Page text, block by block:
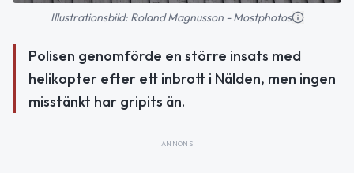
Illustrationsbild: Roland Magnusson - Mostphotos
Polisen genomförde en större insats med
helikopter efter ett inbrott i Nälden, men ingen
misstänkt har gripits än.
ANNONS